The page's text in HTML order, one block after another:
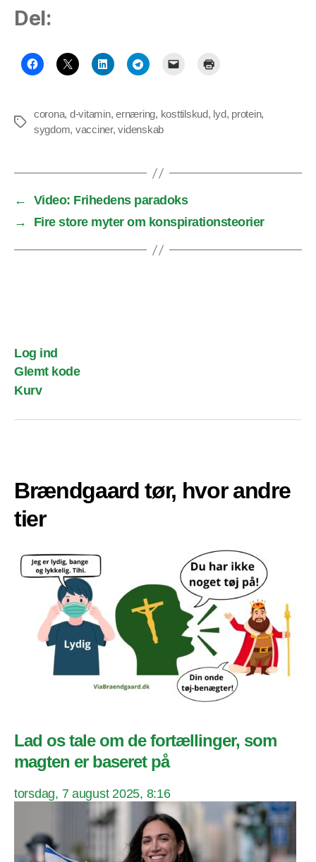
Del:
Tags
corona, d-vitamin,ernæring, kosttilskud, lyd, protein,
sygdom, vacciner,videnskab
←
Video: Frihedens paradoks
→
Fire store myter om konspirationsteorier
Log ind
Glemt kode
Kurv
Brændgaard tør, hvor andre
tier
Lad os tale om de fortællinger, som
magten er baseret på
torsdag, 7 august 2025, 8:16